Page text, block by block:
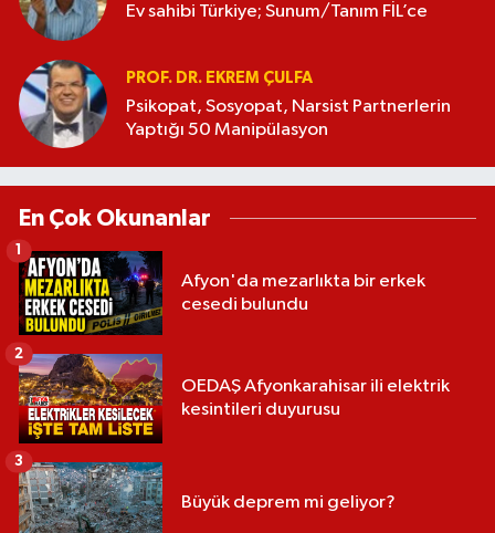
Ev sahibi Türkiye; Sunum/Tanım FİL’ce
PROF. DR. EKREM ÇULFA
Psikopat, Sosyopat, Narsist Partnerlerin
Yaptığı 50 Manipülasyon
En Çok Okunanlar
Afyon'da mezarlıkta bir erkek
cesedi bulundu
1
OEDAŞ Afyonkarahisar ili elektrik
kesintileri duyurusu
2
Büyük deprem mi geliyor?
3